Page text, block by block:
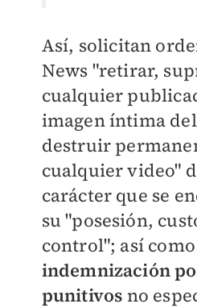
Así, solicitan
News "retirar,
cualquier
imagen íntima
destruir
cualquier video"
carácter que se
su "posesión,
control"; así
indemnización
punitivos no